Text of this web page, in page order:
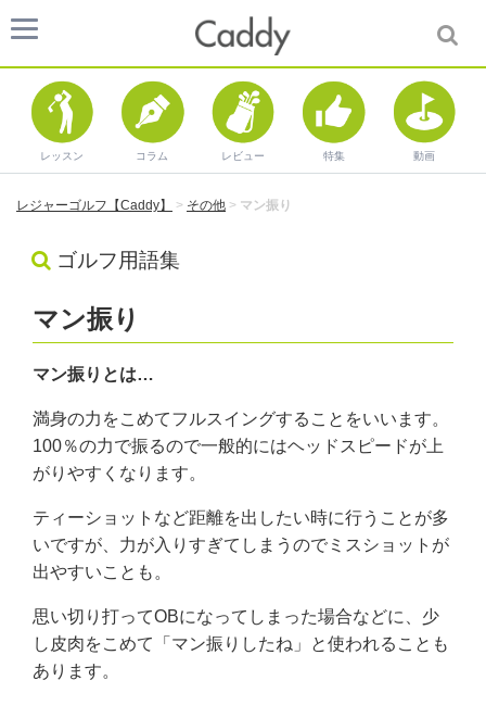
レッスン コラム レビュー 特集 動画
レジャーゴルフ【Caddy】 > その他 > マン振り
ゴルフ用語集
マン振り
マン振りとは…
満身の力をこめてフルスイングすることをいいます。
100％の力で振るので一般的にはヘッドスピードが上
がりやすくなります。
ティーショットなど距離を出したい時に行うことが多
いですが、力が入りすぎてしまうのでミスショットが
出やすいことも。
思い切り打ってOBになってしまった場合などに、少
し皮肉をこめて「マン振りしたね」と使われることも
あります。